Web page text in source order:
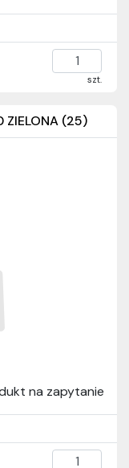
szt.
ZIELONA (25)
na zapytanie